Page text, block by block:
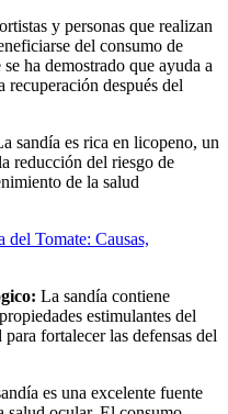
y personas que realizan
del consumo de
ha demostrado que ayuda a
después del
sandía es rica en licopeno, un
reducción del riesgo de
de la salud
del Tomate: Causas,
La sandía contiene
estimulantes del
fortalecer las defensas del
es una excelente fuente